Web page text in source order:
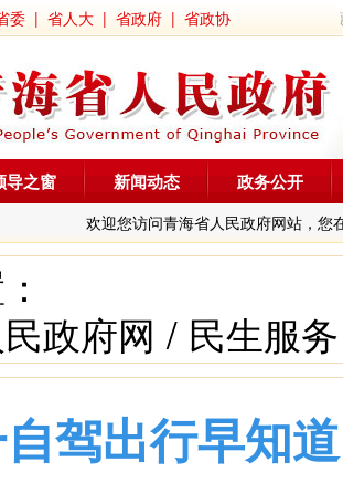
委 | 省人大 | 省政府 | 省政协
欢迎您访问青海省人民政府网站，您
导之窗 新闻动态 政务公开
政府网 / 民生服务
驾出行早知